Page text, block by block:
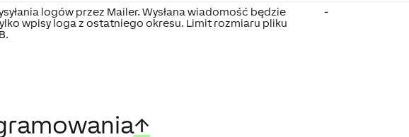
logów przez Mailer. Wysłana wiadomość będzie
wpisy loga z ostatniego okresu. Limit rozmiaru pliku
-
↑